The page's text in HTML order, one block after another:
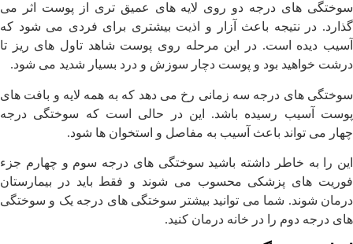
سوختگی های درجه دو روی لایه های عمیق تری از پوست اثر می
گذارد. در نتیجه باعث آزار و اذیت بیشتری برای فردی می شود که
آسیب دیده است. در این مرحله روی پوست شاهد تاول های ریز تا
درشت خواهید بود و پوست دچار سوزش و درد بسیار شدید می شود.
سوختگی های درجه سه زمانی رخ می دهد که به همه لایه و بافت های
پوست آسیب رسیده باشد. این در حالی است که سوختگی درجه
چهار می تواند باعث آسیب به مفاصل و استخوان ها شود.
این را به خاطر داشته باشید سوختگی های درجه سوم و چهارم جزء
فوریت های پزشکی محسوب می شوند و فقط باید در بیمارستان
درمان شوند. شما می توانید بیشتر سوختگی های درجه یک و سوختگی
های درجه دوم را در خانه درمان کنید.